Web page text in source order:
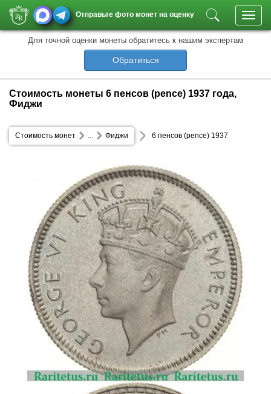
Отправьте фото монет на оценку
Для точной оценки монеты обратитесь к нашим экспертам
Обратиться
Стоимость монеты 6 пенсов (pence) 1937 года,
Фиджи
Стоимость монет Фиджи
... 6 пенсов (pence) 1937